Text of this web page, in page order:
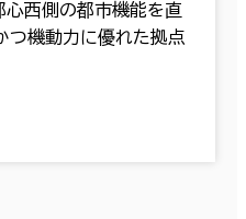
心西側の都市機能を直
つ機動力に優れた拠点